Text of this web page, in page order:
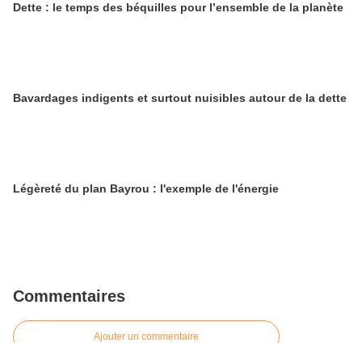
Dette : le temps des béquilles pour l’ensemble de la planète
Bavardages indigents et surtout nuisibles autour de la dette
Légèreté du plan Bayrou : l'exemple de l'énergie
Commentaires
Ajouter un commentaire